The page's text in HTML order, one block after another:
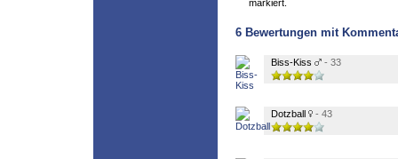
markiert.
6 Bewertungen mit
Biss-Kiss - 33
Dotzball - 43